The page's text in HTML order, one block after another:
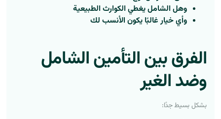
وهل الشامل يغطي الكوارث الطبيعية
وأي خيار غالبًا يكون الأنسب لك
الفرق بين التأمين الشامل
وضد الغير
بشكل بسيط جدًا: